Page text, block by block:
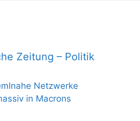
Zeitung – Politik
Netzwerke
in Macrons